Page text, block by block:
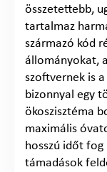
összetettebb,
tartalmaz
származó kód
állományokat,
szoftvernek is
bizonnyal egy
ökoszisztéma
maximális
hosszú időt fog
támadások